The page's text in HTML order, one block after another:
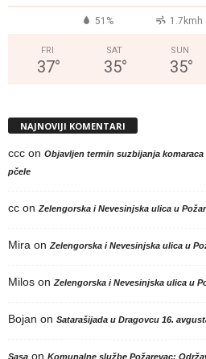
51% 1.7kmh
FRI
37°
SAT
35°
SUN
35°
NAJNOVIJI KOMENTARI
ccc on Objavljen termin suzbijanja
pčele
cc on Zelengorska i Nevesinjska ulica u
Mira on Zelengorska i Nevesinjska ulica u
Milos on Zelengorska i Nevesinjska ulica u
Bojan on Satarašijada u Dragovcu 16.
Sasa on Komunalne službe Požarevac: